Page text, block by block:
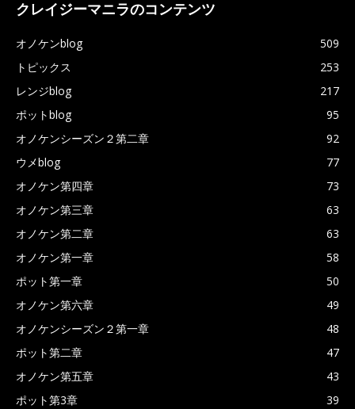
クレイジーマニラのコンテンツ
オノケンblog
509
トピックス
253
レンジblog
217
ポットblog
95
オノケンシーズン２第二章
92
ウメblog
77
オノケン第四章
73
オノケン第三章
63
オノケン第二章
63
オノケン第一章
58
ポット第一章
50
オノケン第六章
49
オノケンシーズン２第一章
48
ポット第二章
47
オノケン第五章
43
ポット第3章
39